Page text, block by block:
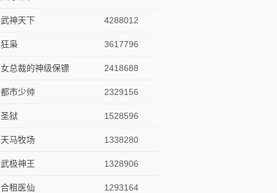
武神天下 4288012
狂枭 3617796
女总裁的神级保镖 2418688
都市少帅 2329156
圣狱 1528596
天马牧场 1338280
武极神王 1328906
合租医仙 1293164